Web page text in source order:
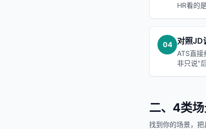
HR看的
04 对照JD
ATS直
非只说"
二、4类场
找到你的场景，把